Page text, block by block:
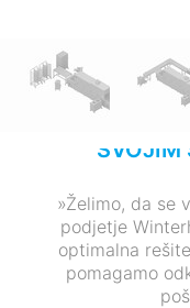
SVOJIM
»Želimo, da se
podjetje
optimalna
pomagamo